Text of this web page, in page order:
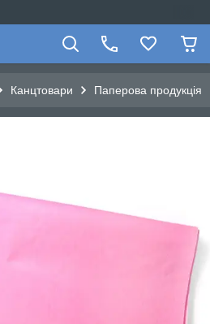
Канцтовари Паперова продукція